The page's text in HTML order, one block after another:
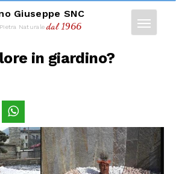
Giuseppe SNC
Naturaledal 1966
in giardino?